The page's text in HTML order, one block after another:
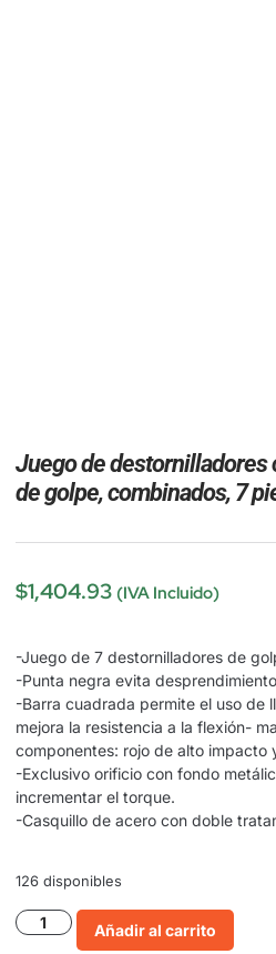
Juego de destornilladores
de golpe, combinados, 7
$1,404.93 (IVA Incluido)
-Juego de 7 destornilladores de
-Punta negra evita
-Barra cuadrada permite el uso de
mejora la resistencia a la flexión-
componentes: rojo de alto impacto
-Exclusivo orificio con fondo
incrementar el torque.
-Casquillo de acero con doble
126 disponibles
Añadir al carrito